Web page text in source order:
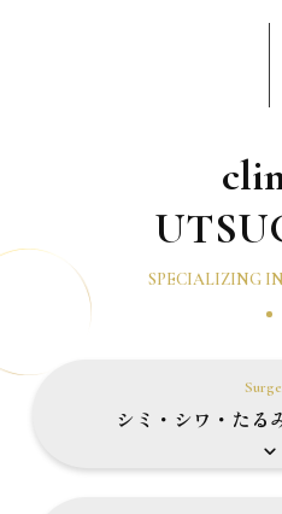
SPECIALIZING
シミ・シワ・たる